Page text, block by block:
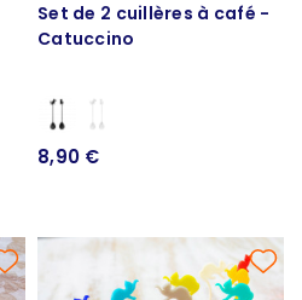
Set de 2 cuillères à café -
Catuccino
8,90 €